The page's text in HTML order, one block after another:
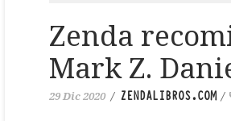
Zenda
Mark Z.
29 Dic 2020 / ZENDALIBROS.COM/